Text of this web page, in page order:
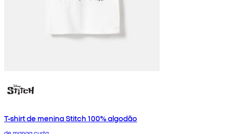
T-shirt de menina Stitch 100% algodão
de manga curta